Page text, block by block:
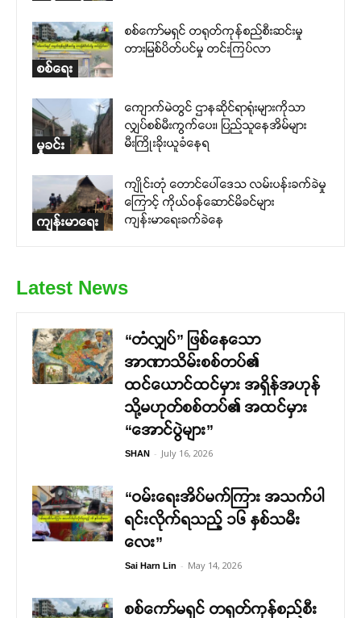
စစ်ရေး
စစ်ကော်မရှင် တရုတ်ကုန်စည်စီးဆင်းမှု
တားမြစ်ပိတ်ပင်မှု တင်းကြပ်လာ
မှုခင်း
ကျောက်မဲတွင် ဌာနဆိုင်ရာရုံးများကိုသာ
လျှပ်စစ်မီးကွက်ပေး၊ ပြည်သူနေအိမ်များ
မီးကြိုးခိုးယူခံနေရ
ကျန်းမာရေး
ကျိုင်းတုံ တောင်ပေါ်ဒေသ လမ်းပန်းခက်ခဲမှု
ကြောင့် ကိုယ်ဝန်ဆောင်မိခင်များ
ကျန်းမာရေးခက်ခဲနေ
Latest News
“တံလျှပ်” ဖြစ်နေသော
အာဏာသိမ်းစစ်တပ်၏
ထင်ယောင်ထင်မှား အရှိန်အဟုန်
သို့မဟုတ်စစ်တပ်၏ အထင်မှား
“အောင်ပွဲများ”
SHAN - July 16, 2026
“ဝမ်းရေးအိပ်မက်ကြား အသက်ပါ
ရင်းလိုက်ရသည့် ၁၆ နှစ်သမီး
လေး”
Sai Harn Lin - May 14, 2026
စစ်ကော်မရှင် တရုတ်ကုန်စည်စီး